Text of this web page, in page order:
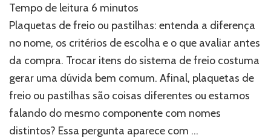
de
freio
pastilhas:
qual
escolher?
Tempo de leitura 6 minutos
Plaquetas de freio ou pastilhas: entenda a diferença
no nome, os critérios de escolha e o que avaliar antes
da compra. Trocar itens do sistema de freio costuma
gerar uma dúvida bem comum. Afinal, plaquetas de
freio ou pastilhas são coisas diferentes ou estamos
falando do mesmo componente com nomes
distintos? Essa pergunta aparece com …